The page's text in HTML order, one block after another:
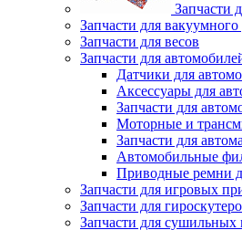
Запчасти
Запчасти для
Запчасти для весов
Запчасти для
Датчики для
Аксессуары для
Запчасти для
Моторные и
Запчасти для
Автомобильные
Приводные ремни
Запчасти для игровых
Запчасти для
Запчасти для